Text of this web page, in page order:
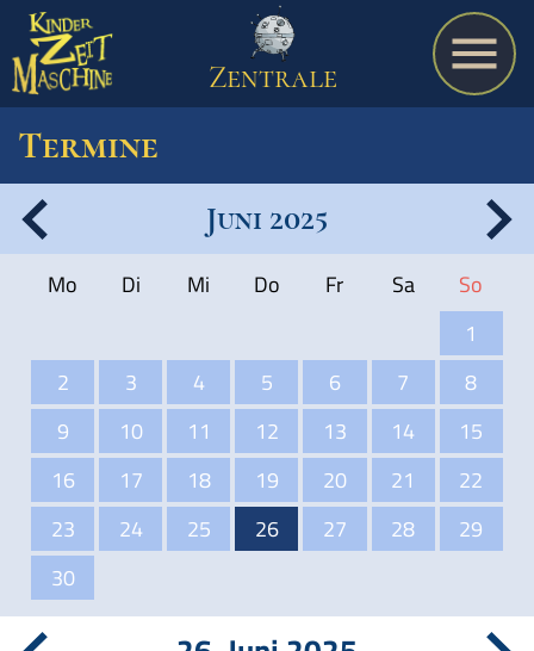
Termine
Schulmaterialien
Zentrale
Termine
Juni 2025
Mo Di Mi Do Fr Sa
So
1
2
3 4 5 6 7
8
9
10 11 12 13 14
15
16
17 18 19 20 21
22
23
24 25 26 27 28
29
30